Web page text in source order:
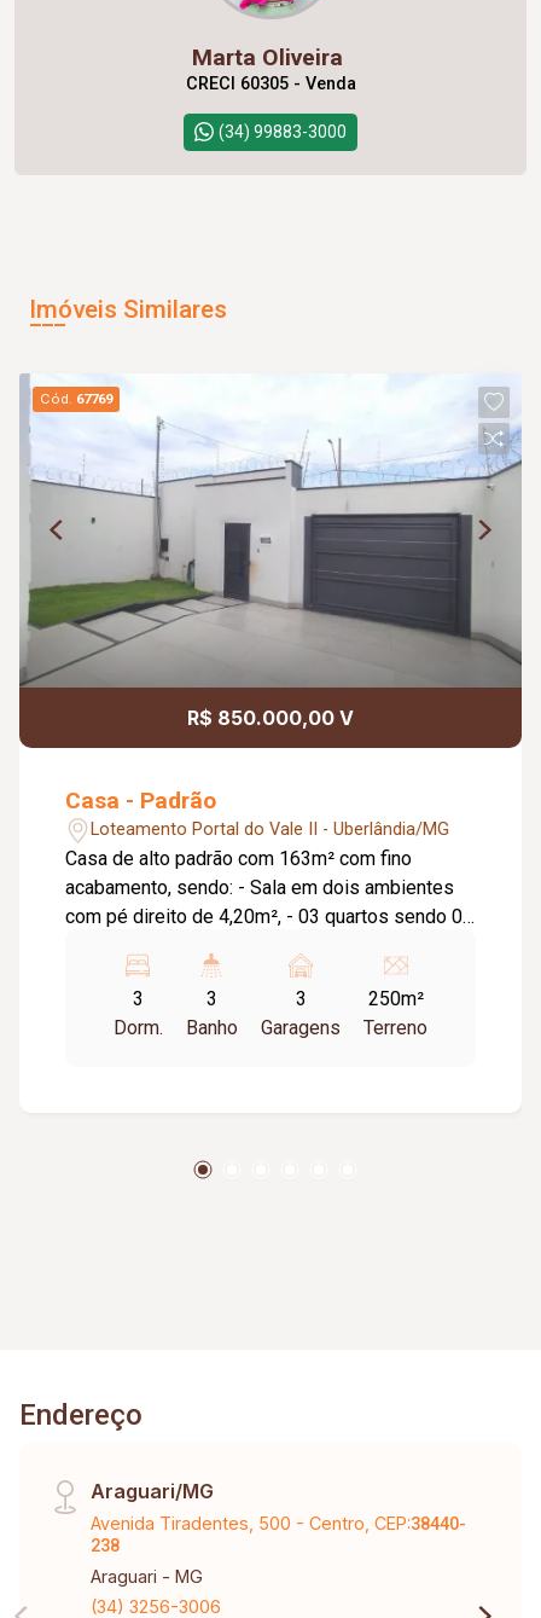
Marta Oliveira
CRECI 60305 - Venda
(34) 99883-3000
Imóveis Similares
Cód. 67769
R$ 850.000,00 V
Casa - Padrão
Loteamento Portal do Vale II - Uberlândia/MG
Casa de alto padrão com 163m² com fino
acabamento, sendo: - Sala em dois ambientes
com pé direito de 4,20m², - 03 quartos sendo 01
Cozinha, - Área gourmet integrada com a
cozinha, pia e bancada em pedra São Gabriel, -
Churrasqueira, - Cozinha externa, - Lavabo na
3
Dorm.
3
Banho
3
Garagens
250m²
Terreno
Endereço
Araguari/MG
Avenida Tiradentes, 500 - Centro, CEP:38440-
238
Araguari - MG
(34) 3256-3006